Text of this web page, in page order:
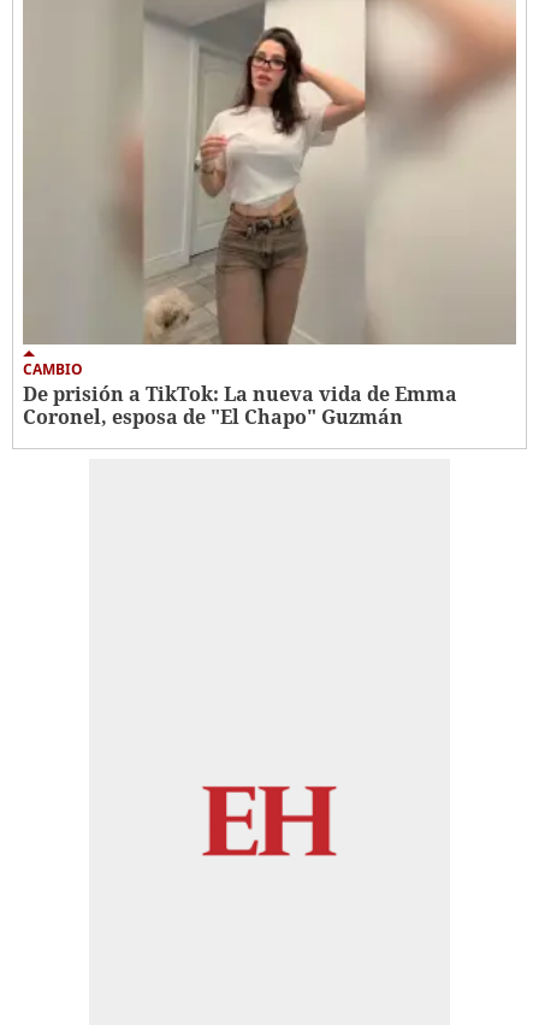
CAMBIO
De prisión a TikTok: La nueva vida de Emma
Coronel, esposa de "El Chapo" Guzmán